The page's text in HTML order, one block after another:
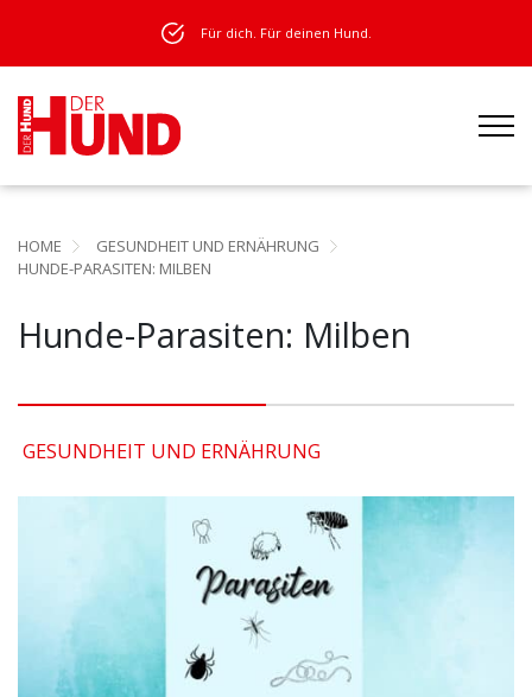
Für dich. Für deinen Hund.
HOME
GESUNDHEIT UND ERNÄHRUNG
HUNDE-PARASITEN: MILBEN
Hunde-Parasiten: Milben
GESUNDHEIT UND ERNÄHRUNG